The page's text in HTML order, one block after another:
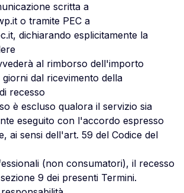
scritta a
o tramite PEC a
, dichiarando esplicitamente la
al rimborso dell'importo
dal ricevimento della
recesso
è escluso qualora il servizio sia
eseguito con l'accordo espresso
ai sensi dell'art. 59 del Codice del
(non consumatori), il recesso
9 dei presenti Termini.